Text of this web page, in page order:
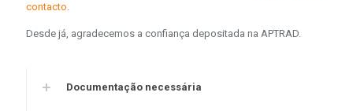
contacto.
Desde já, agradecemos a confiança depositada na APTRAD.
Documentação necessária